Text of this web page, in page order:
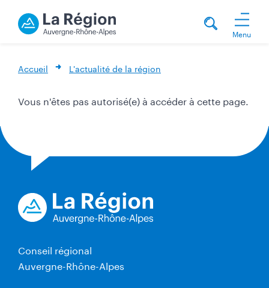
Menu
Accueil L'actualité de la région
Vous n'êtes pas autorisé(e) à accéder à cette page.
Conseil régional
Auvergne-Rhône-Alpes